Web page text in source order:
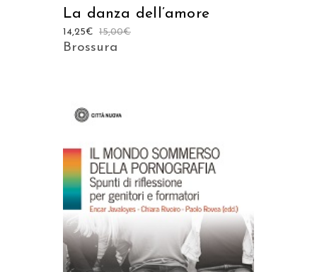
La danza dell’amore
15,00€
14,25€
Brossura
AGGIUNGI AL CARRELLO